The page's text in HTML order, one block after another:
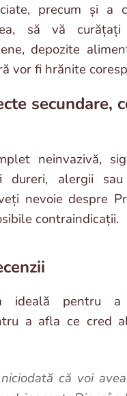
precum și a
să vă
depozite
vor fi hrănite
secundare,
neinvazivă,
dureri, alergii
nevoie despre
contraindicații.
ideală pentru
a afla ce cred
că voi